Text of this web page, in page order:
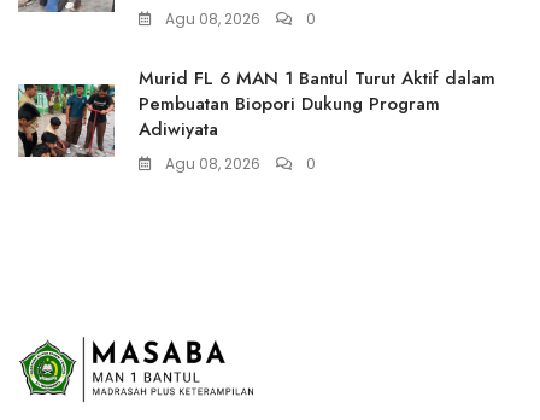
Agu 08, 2026 0
Murid FL 6 MAN 1 Bantul Turut Aktif dalam
Pembuatan Biopori Dukung Program
Adiwiyata
Agu 08, 2026 0